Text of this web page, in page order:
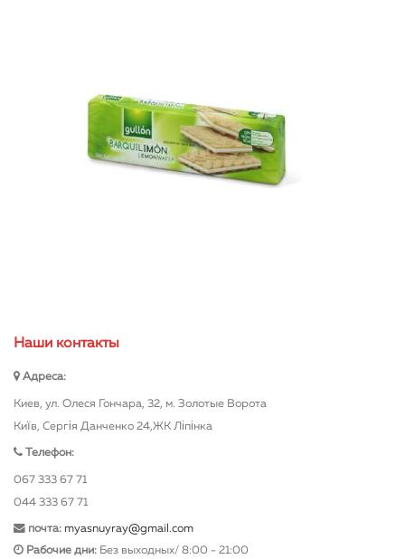
Наши контакты
Адреса:
Киев, ул. Олеся Гончара, 32, м. Золотые Ворота
Київ, Сергія Данченко 24,ЖК Ліпінка
Телефон:
067 333 67 71
044 333 67 71
почта: myasnuyray@gmail.com
Рабочие дни: Без выходных/ 8:00 - 21:00